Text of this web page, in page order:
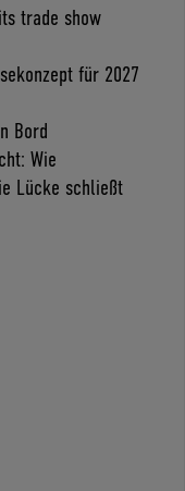
trade show
für 2027
Bord
Wie
Lücke schließt